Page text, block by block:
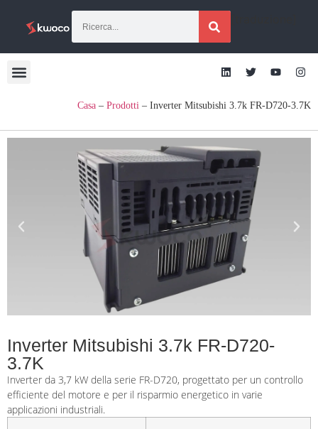
Casa – Prodotti – Inverter Mitsubishi 3.7k FR-D720-3.7K
Inverter Mitsubishi 3.7k FR-D720-
3.7K
Inverter da 3,7 kW della serie FR-D720, progettato per un controllo
efficiente del motore e per il risparmio energetico in varie
applicazioni industriali.